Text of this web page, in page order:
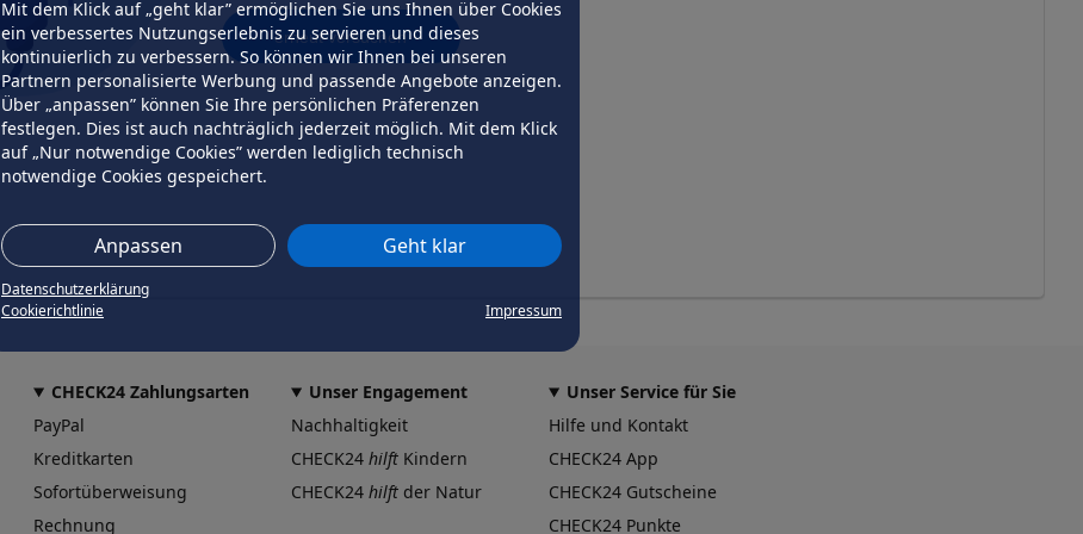
Mit dem Klick auf „geht klar” ermöglichen Sie uns Ihnen über Cookies
ein verbessertes Nutzungserlebnis zu servieren und dieses
kontinuierlich zu verbessern. So können wir Ihnen bei unseren
Partnern personalisierte Werbung und passende Angebote anzeigen.
Über „anpassen” können Sie Ihre persönlichen Präferenzen
festlegen. Dies ist auch nachträglich jederzeit möglich. Mit dem Klick
auf „Nur notwendige Cookies” werden lediglich technisch
notwendige Cookies gespeichert.
Anpassen Geht klar
Datenschutzerklärung
Cookierichtlinie
Impressum
erneut versuchen
CHECK24 Zahlungsarten
PayPal
Kreditkarten
Sofortüberweisung
Rechnung
Unser Engagement
Nachhaltigkeit
CHECK24 hilft Kindern
CHECK24 hilft der Natur
Unser Service für Sie
Hilfe und Kontakt
CHECK24 App
CHECK24 Gutscheine
CHECK24 Punkte